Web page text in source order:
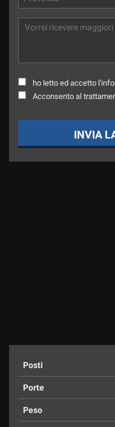
ho letto ed accetto
Acconsento al
INVIA
Posti
Porte
Peso